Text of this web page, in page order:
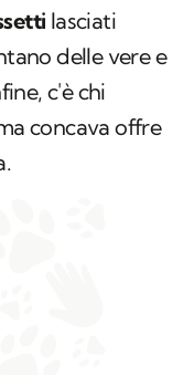
lasciati
delle vere e
c'è chi
concava offre